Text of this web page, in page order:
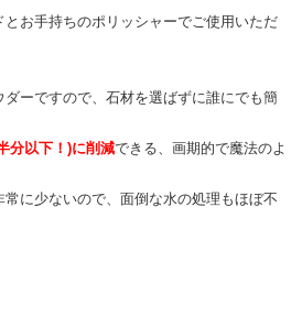
お手持ちのポリッシャーでご使用いただ
ーですので、石材を選ばずに誰にでも簡
分以下！)に削減できる、画期的で魔法のよ
に少ないので、面倒な水の処理もほぼ不